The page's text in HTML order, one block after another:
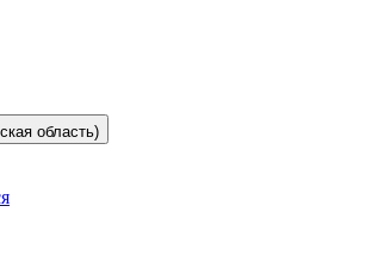
область)